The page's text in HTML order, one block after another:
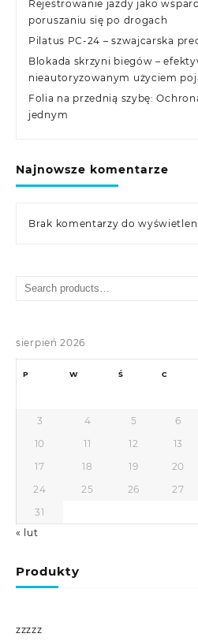
Rejestrowanie jazdy jako
poruszaniu się po drogach
Pilatus PC-24 – szwajcarska
Blokada skrzyni biegów –
nieautoryzowanym użyciem
Folia na przednią szybę:
jednym
Najnowsze komentarze
Brak komentarzy do
Search
sierpień 2026
P W Ś C
3
4 5 6
10
11 12 13
17
18 19 20
24
25 26 27
31
« lut
Produkty
zzzzz